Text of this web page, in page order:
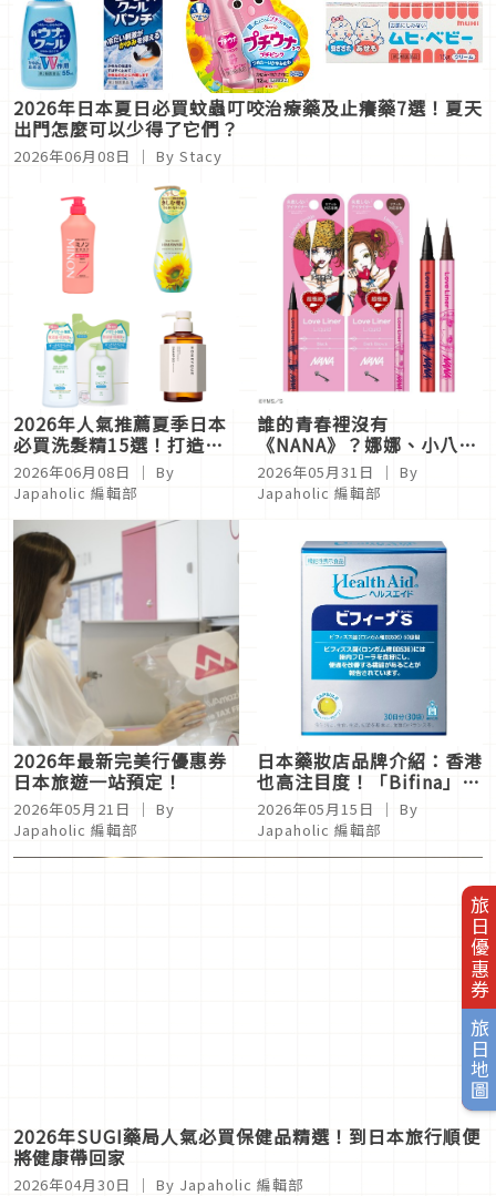
旅日優惠券
旅日地圖
2026年日本夏日必買蚊蟲叮咬治療藥及止癢藥7選！夏天
出門怎麼可以少得了它們？
2026年06月08日 ｜ By Stacy
2026年人氣推薦夏季日本
必買洗髮精15選！打造日
本女生般的柔順清爽頭髮就
從這開始
2026年06月08日
｜ By
Japaholic 編輯部
誰的青春裡沒有
《NANA》？娜娜、小八出
現在 LOVE LINER 夏季限
定極細眼線液＆睫毛膏上
啦！
2026年05月31日
｜ By
Japaholic 編輯部
2026年最新完美行優惠券
日本旅遊一站預定！
2026年05月21日
｜ By
Japaholic 編輯部
日本藥妝店品牌介紹：香港
也高注目度！「Bifina」製
造商「森下仁丹」！人氣商
品總整理
2026年05月15日
｜ By
Japaholic 編輯部
2026年SUGI藥局人氣必買保健品精選！到日本旅行順便
將健康帶回家
2026年04月30日 ｜ By Japaholic 編輯部